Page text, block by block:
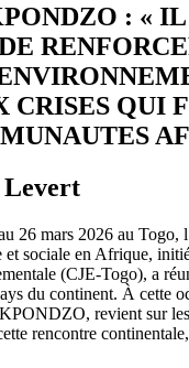
: « IL
CRISES QUI
26 mars 2026 au Togo,
et sociale en Afrique,
(CJE-Togo), a
du continent. À cette
revient sur
rencontre